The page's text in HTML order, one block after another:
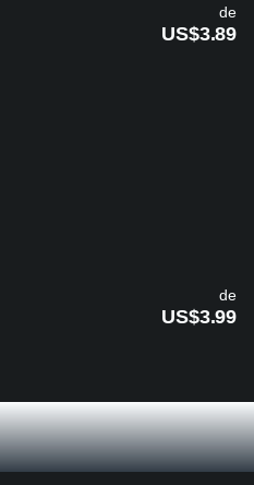
de
US$3.89
de
US$3.99